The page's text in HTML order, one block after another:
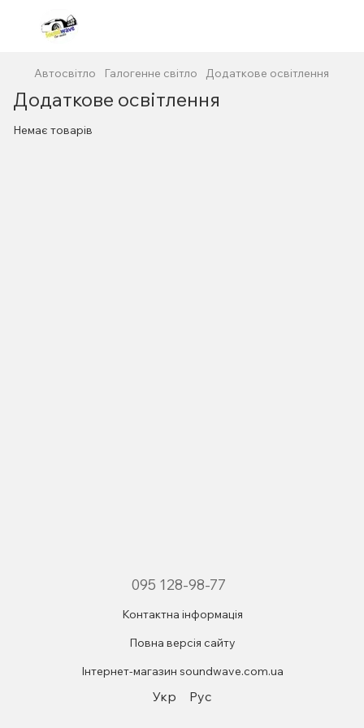
Автосвітло Галогенне світло Додаткове освітлення
Додаткове освітлення
Немає товарів
095 128-98-77
Контактна інформація
Повна версія сайту
Інтернет-магазин soundwave.com.ua
Укр Рус